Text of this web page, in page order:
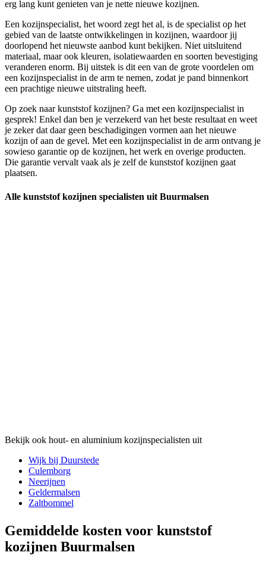
erg lang kunt genieten van je nette nieuwe kozijnen.
Een kozijnspecialist, het woord zegt het al, is de specialist op het
gebied van de laatste ontwikkelingen in kozijnen, waardoor jij
doorlopend het nieuwste aanbod kunt bekijken. Niet uitsluitend
materiaal, maar ook kleuren, isolatiewaarden en soorten bevestiging
veranderen enorm. Bij uitstek is dit een van de grote voordelen om
een kozijnspecialist in de arm te nemen, zodat je pand binnenkort
een prachtige nieuwe uitstraling heeft.
Op zoek naar kunststof kozijnen? Ga met een kozijnspecialist in
gesprek! Enkel dan ben je verzekerd van het beste resultaat en weet
je zeker dat daar geen beschadigingen vormen aan het nieuwe
kozijn of aan de gevel. Met een kozijnspecialist in de arm ontvang je
sowieso garantie op de kozijnen, het werk en overige producten.
Die garantie vervalt vaak als je zelf de kunststof kozijnen gaat
plaatsen.
Alle kunststof kozijnen specialisten uit Buurmalsen
Bekijk ook hout- en aluminium kozijnspecialisten uit
Wijk bij Duurstede
Culemborg
Neerijnen
Geldermalsen
Zaltbommel
Gemiddelde kosten voor kunststof
kozijnen Buurmalsen